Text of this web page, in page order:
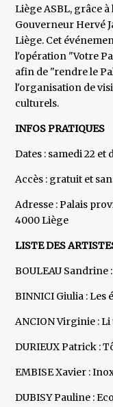
Liège ASBL, grâce
Gouverneur Hervé
Liège. Cet
l'opération "Votre
afin de "rendre le
l'organisation de
culturels.
INFOS PRATIQUES
Dates : samedi 22 et
Accès : gratuit et
Adresse : Palais
4000 Liège
LISTE DES
BOULEAU Sandrine
BINNICI Giulia : Les
ANCION Virginie :
DURIEUX Patrick :
EMBISE Xavier :
DUBISY Pauline :